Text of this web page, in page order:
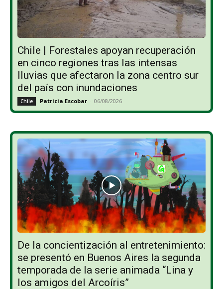
Chile | Forestales apoyan recuperación
en cinco regiones tras las intensas
lluvias que afectaron la zona centro sur
del país con inundaciones
Chile Patricia Escobar - 06/08/2026
De la concientización al entretenimiento:
se presentó en Buenos Aires la segunda
temporada de la serie animada “Lina y
los amigos del Arcoíris”